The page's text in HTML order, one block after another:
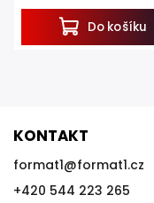
Do košíku
konstrukci...
KONTAKT
format1@format1.cz
+420 544 223 265